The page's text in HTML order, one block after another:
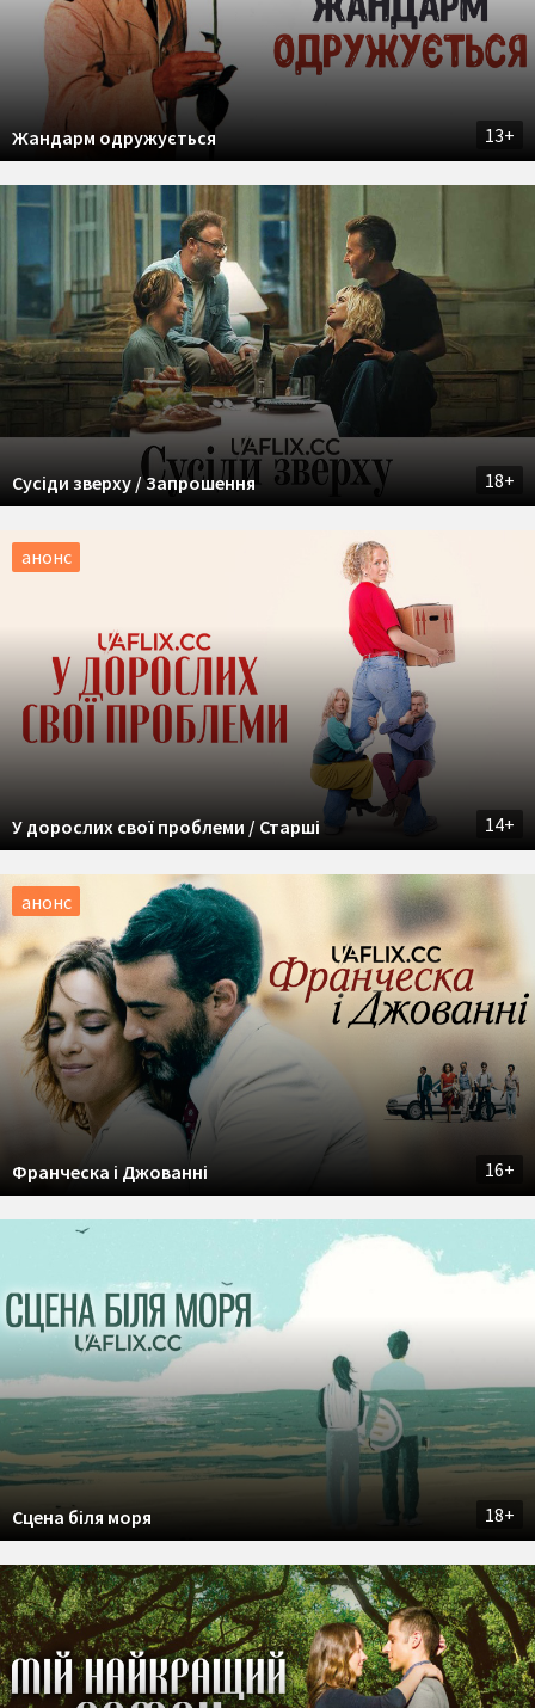
13+
Жандарм одружується
18+
Сусіди зверху / Запрошення
анонс
14+
У дорослих свої проблеми / Старші
анонс
16+
Франческа і Джованні
18+
Сцена біля моря